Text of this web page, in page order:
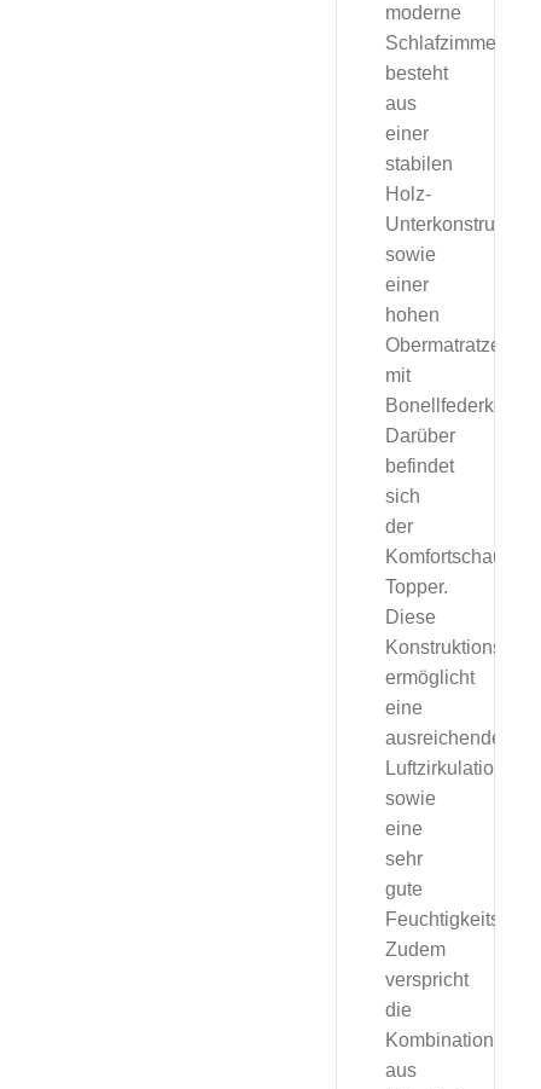
moderne
besteht
aus
einer
stabilen
Holz-
Unterkonstruktion
sowie
einer
hohen
Obermatratze
mit
Bonellfederkern.
Darüber
befindet
sich
der
Komfortschaum-
Topper.
Diese
ermöglicht
eine
ausreichende
Luftzirkulation
sowie
eine
sehr
gute
Zudem
verspricht
die
Kombination
aus